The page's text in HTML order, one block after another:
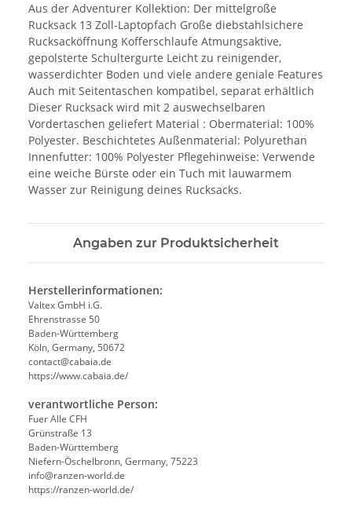
Aus der Adventurer Kollektion: Der mittelgroße
Rucksack 13 Zoll-Laptopfach Große diebstahlsichere
Rucksacköffnung Kofferschlaufe Atmungsaktive,
gepolsterte Schultergurte Leicht zu reinigender,
wasserdichter Boden und viele andere geniale Features
Auch mit Seitentaschen kompatibel, separat erhältlich
Dieser Rucksack wird mit 2 auswechselbaren
Vordertaschen geliefert Material : Obermaterial: 100%
Polyester. Beschichtetes Außenmaterial: Polyurethan
Innenfutter: 100% Polyester Pflegehinweise: Verwende
eine weiche Bürste oder ein Tuch mit lauwarmem
Wasser zur Reinigung deines Rucksacks.
Angaben zur Produktsicherheit
Herstellerinformationen:
Valtex GmbH i.G.
Ehrenstrasse 50
Baden-Württemberg
Köln, Germany, 50672
contact@cabaia.de
https://www.cabaia.de/
verantwortliche Person:
Fuer Alle CFH
Grünstraße 13
Baden-Württemberg
Niefern-Öschelbronn, Germany, 75223
info@ranzen-world.de
https://ranzen-world.de/